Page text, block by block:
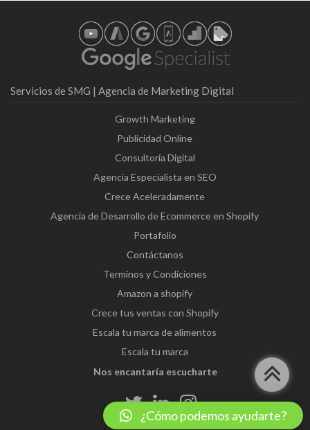
Servicios de SMG | Agencia de Marketing Digital
Growth Marketing
Publicidad Online
Consultoría Digital
Agencia Especialista en SEO
Crece Aceleradamente
Agencia de Desarrollo de Ecommerce en Shopify
Portafolio
Contáctanos
Terminos y Condiciones
Amazon a shopify
Crece tus ventas con Shopify
Escala tu marca de alimentos
Escala tu marca
Nos encantaría escucharte
¿Cómo podemos ayudarte?